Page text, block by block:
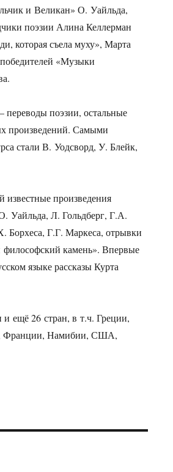
и Великан» О. Уайльда,
поэзии Алина Келлерман
которая съела муху», Марта
«Музыки
поэзии, остальные
произведений. Самыми
стали В. Уодсворд, У. Блейк,
произведения
Уайльда, Л. Гольдберг, Г.А.
Борхеса, Г.Г. Маркеса, отрывки
камень». Впервые
языке рассказы Курта
ещё 26 стран, в т.ч. Греции,
Франции, Намибии, США,